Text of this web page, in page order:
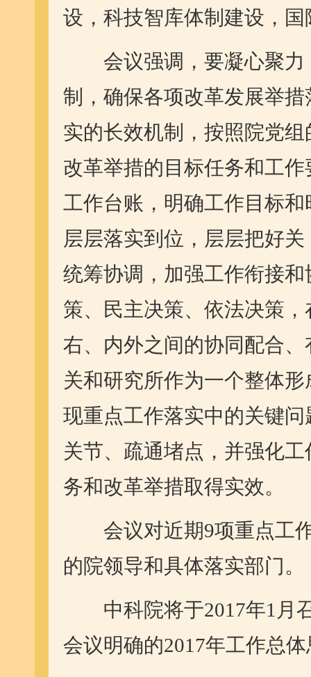
设，科技智库体制建设，
会议强调，要凝心聚力
制，确保各项改革发展举
实的长效机制，按照院党
改革举措的目标任务和工
工作台账，明确工作目标
层层落实到位，层层把好
统筹协调，加强工作衔接
策、民主决策、依法决策
右、内外之间的协同配合
关和研究所作为一个整体
现重点工作落实中的关键
关节、疏通堵点，并强化
务和改革举措取得实效。
会议对近期9项重点工作
的院领导和具体落实部门。
中科院将于2017年1月
会议明确的2017年工作总